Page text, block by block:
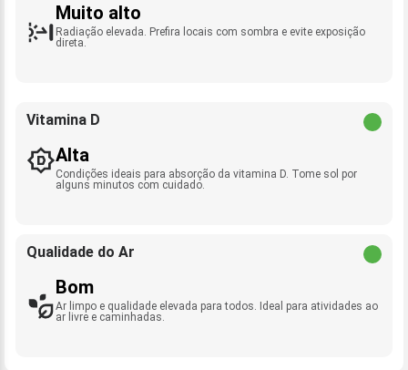
Muito alto
Radiação elevada. Prefira locais com sombra e evite exposição
direta.
Vitamina D
Alta
Condições ideais para absorção da vitamina D. Tome sol por
alguns minutos com cuidado.
Qualidade do Ar
Bom
Ar limpo e qualidade elevada para todos. Ideal para atividades ao
ar livre e caminhadas.